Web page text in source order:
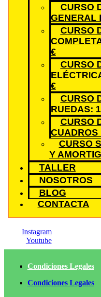
CURSO
GENERAL
CURSO
€
CURSO
€
CURSO
RUEDAS:
CURSO
CUADROS
CURSO
Y
TALLER
NOSOTROS
BLOG
CONTACTA
Instagram
Youtube
Condiciones Legales
Condiciones Legales